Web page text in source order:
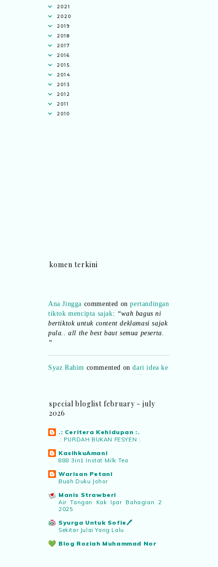
2021
2020
2019
2018
2017
2016
2015
2014
2013
2012
2011
2010
komen terkini
tiktok mencipta sajak:“wah bagus ni
bertiktok untuk content deklamasi sajak
pula.. all the best baut semua peserta.
”
realiti mencipta permainan:“Selain
pertandingan tiktok mencipta sajak
“Menarik sungguh Pertandingan TikTok
Mencipta Sajak Kemerdekaan 2026 dari
PNM ni! Platform terbaik serlahkan
bakat puisi kebangsaan dan
patriotisme.”
Eyma Balkish commented on
“Menarik..tapi lama tak mengarang
rasa kurang ideanya.”
special bloglist february - july
2026
.: Ceritera Kehidupan :.
.: PURDAH BUKAN FESYEN :.
KasihkuAmani
888 3in1 Instat Milk Tea
Warisan Petani
Buah Duku Johor
Manis Strawberi
Air Tangan Kak Ipar Bahagian 2
2025
Syurga Untuk Sofie🖊️
Sekitar Julai Yang Lalu
Blog Roziah Muhammad Nor